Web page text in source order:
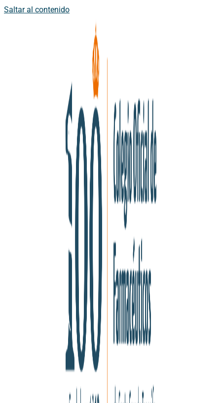
Saltar al contenido